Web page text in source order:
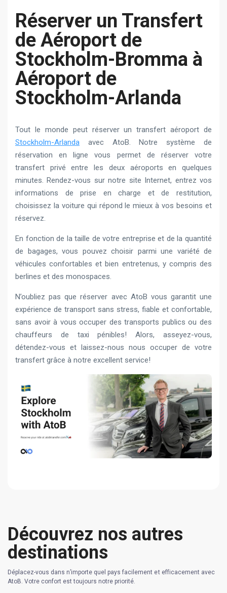
Réserver un Transfert
de Aéroport de
Stockholm-Bromma à
Aéroport de
Stockholm-Arlanda
Tout le monde peut réserver un transfert aéroport de
Stockholm-Arlanda avec AtoB. Notre système de
réservation en ligne vous permet de réserver votre
transfert privé entre les deux aéroports en quelques
minutes. Rendez-vous sur notre site Internet, entrez vos
informations de prise en charge et de restitution,
choisissez la voiture qui répond le mieux à vos besoins et
réservez.
En fonction de la taille de votre entreprise et de la quantité
de bagages, vous pouvez choisir parmi une variété de
véhicules confortables et bien entretenus, y compris des
berlines et des monospaces.
N’oubliez pas que réserver avec AtoB vous garantit une
expérience de transport sans stress, fiable et confortable,
sans avoir à vous occuper des transports publics ou des
chauffeurs de taxi pénibles! Alors, asseyez-vous,
détendez-vous et laissez-nous nous occuper de votre
transfert grâce à notre excellent service!
Découvrez nos autres
destinations
Déplacez-vous dans n’importe quel pays facilement et efficacement avec
AtoB. Votre confort est toujours notre priorité.